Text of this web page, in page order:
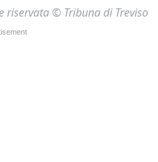
riservata © Tribuna di Treviso